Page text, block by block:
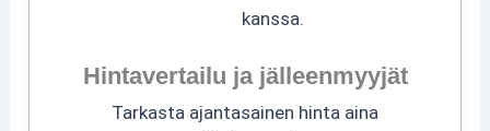
kanssa.
Hintavertailu ja jälleenmyyjät
Tarkasta ajantasainen hinta aina